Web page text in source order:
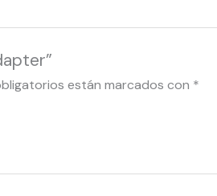
están marcados con *